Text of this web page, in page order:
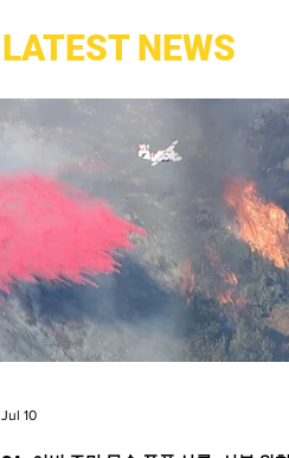
LATEST NEWS
Jul 10